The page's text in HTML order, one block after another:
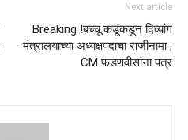
Next article
Breaking !बच्चू कडूंकडून दिव्यांग
मंत्रालयाच्या अध्यक्षपदाचा राजीनामा ;
CM फडणवीसांना पत्र